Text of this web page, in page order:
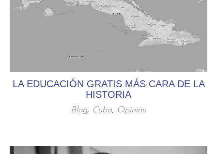
LA EDUCACIÓN GRATIS MÁS CARA DE LA
HISTORIA
Blog, Cuba, Opinión